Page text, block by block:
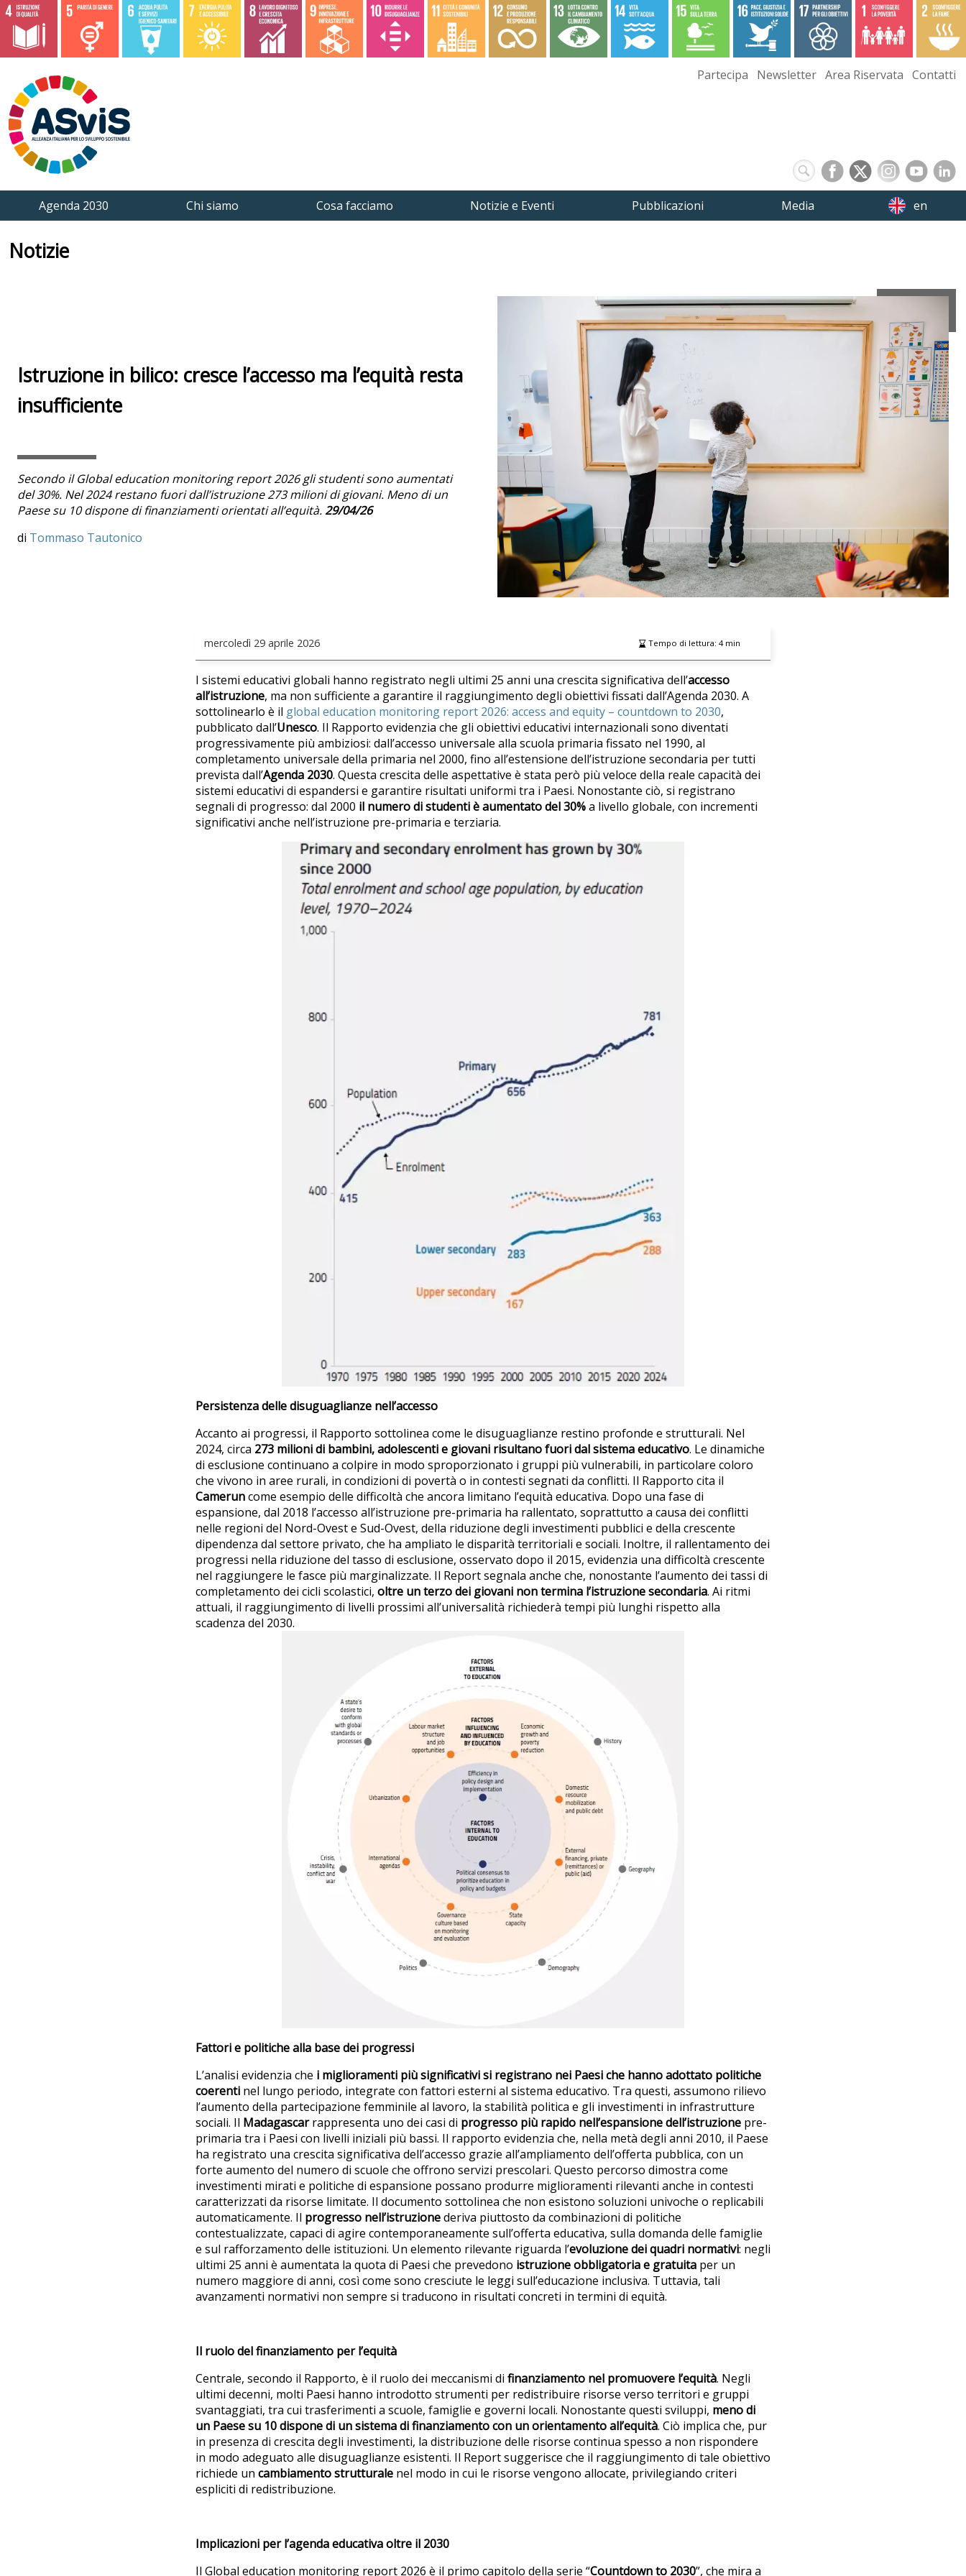
Partecipa Newsletter Area Riservata Contatti
Agenda 2030 Chi siamo Cosa facciamo Notizie e Eventi Pubblicazioni Media en
Notizie
Istruzione in bilico: cresce l’accesso ma l’equità resta
insufficiente
Secondo il Global education monitoring report 2026 gli studenti sono aumentati
del 30%. Nel 2024 restano fuori dall’istruzione 273 milioni di giovani. Meno di un
Paese su 10 dispone di finanziamenti orientati all’equità.29/04/26
Tommaso Tautonico
mercoledì 29 aprile 2026 Tempo di lettura: 4min
I sistemi educativi globali hanno registrato negli ultimi 25 anni una crescita significativa dell’accesso
all’istruzione, ma non sufficiente a garantire il raggiungimento degli obiettivi fissati dall’Agenda 2030. A
sottolinearlo è il global education monitoring report 2026: access and equity – countdown to 2030,
pubblicato dall’Unesco. Il Rapporto evidenzia che gli obiettivi educativi internazionali sono diventati
progressivamente più ambiziosi: dall’accesso universale alla scuola primaria fissato nel 1990, al
completamento universale della primaria nel 2000, fino all’estensione dell’istruzione secondaria per tutti
prevista dall’Agenda 2030. Questa crescita delle aspettative è stata però più veloce della reale capacità dei
sistemi educativi di espandersi e garantire risultati uniformi tra i Paesi. Nonostante ciò, si registrano
segnali di progresso: dal 2000 il numero di studenti è aumentato del 30%a livello globale, con incrementi
significativi anche nell’istruzione pre-primaria e terziaria.
Persistenza delle disuguaglianze nell’accesso
Accanto ai progressi, il Rapporto sottolinea come le disuguaglianze restino profonde e strutturali. Nel
2024, circa 273 milioni di bambini, adolescenti e giovani risultano fuori dal sistema educativo. Le dinamiche
di esclusione continuano a colpire in modo sproporzionato i gruppi più vulnerabili, in particolare coloro
che vivono in aree rurali, in condizioni di povertà o in contesti segnati da conflitti. Il Rapporto cita il
Cameruncome esempio delle difficoltà che ancora limitano l’equità educativa. Dopo una fase di
espansione, dal 2018 l’accesso all’istruzione pre-primaria ha rallentato, soprattutto a causa dei conflitti
nelle regioni del Nord-Ovest e Sud-Ovest, della riduzione degli investimenti pubblici e della crescente
dipendenza dal settore privato, che ha ampliato le disparità territoriali e sociali. Inoltre, il rallentamento dei
progressi nella riduzione del tasso di esclusione, osservato dopo il 2015, evidenzia una difficoltà crescente
nel raggiungere le fasce più marginalizzate. Il Report segnala anche che, nonostante l’aumento dei tassi di
completamento dei cicli scolastici, oltre un terzo dei giovani non termina l’istruzione secondaria. Ai ritmi
attuali, il raggiungimento di livelli prossimi all’universalità richiederà tempi più lunghi rispetto alla
scadenza del 2030.
Fattori e politiche alla base dei progressi
L’analisi evidenzia che i miglioramenti più significativi si registrano nei Paesi che hanno adottato politiche
coerenti nel lungo periodo, integrate con fattori esterni al sistema educativo. Tra questi, assumono rilievo
l’aumento della partecipazione femminile al lavoro, la stabilità politica e gli investimenti in infrastrutture
sociali. Il Madagascarrappresenta uno dei casi di progresso più rapido nell’espansione dell’istruzione pre-
primaria tra i Paesi con livelli iniziali più bassi. Il rapporto evidenzia che, nella metà degli anni 2010, il Paese
ha registrato una crescita significativa dell’accesso grazie all’ampliamento dell’offerta pubblica, con un
forte aumento del numero di scuole che offrono servizi prescolari. Questo percorso dimostra come
investimenti mirati e politiche di espansione possano produrre miglioramenti rilevanti anche in contesti
caratterizzati da risorse limitate. Il documento sottolinea che non esistono soluzioni univoche o replicabili
automaticamente. Il progresso nell’istruzionederiva piuttosto da combinazioni di politiche
contestualizzate, capaci di agire contemporaneamente sull’offerta educativa, sulla domanda delle famiglie
e sul rafforzamento delle istituzioni. Un elemento rilevante riguarda l’evoluzione dei quadri normativi: negli
ultimi 25 anni è aumentata la quota di Paesi che prevedono istruzione obbligatoriae gratuita per un
numero maggiore di anni, così come sono cresciute le leggi sull’educazione inclusiva. Tuttavia, tali
avanzamenti normativi non sempre si traducono in risultati concreti in termini di equità.
Il ruolo del finanziamento per l’equità
Centrale, secondo il Rapporto, è il ruolo dei meccanismi di finanziamento nel promuovere l’equità. Negli
ultimi decenni, molti Paesi hanno introdotto strumenti per redistribuire risorse verso territori e gruppi
svantaggiati, tra cui trasferimenti a scuole, famiglie e governi locali. Nonostante questi sviluppi, meno di
un Paese su 10 dispone di un sistema di finanziamento con un orientamento all’equità. Ciò implica che, pur
in presenza di crescita degli investimenti, la distribuzione delle risorse continua spesso a non rispondere
in modo adeguato alle disuguaglianze esistenti. Il Report suggerisce che il raggiungimento di tale obiettivo
richiede un cambiamento strutturale nel modo in cui le risorse vengono allocate, privilegiando criteri
espliciti di redistribuzione.
Implicazioni per l’agenda educativa oltre il 2030
Il Global education monitoring report 2026 è il primo capitolo della serie “Countdown to 2030”, che mira a